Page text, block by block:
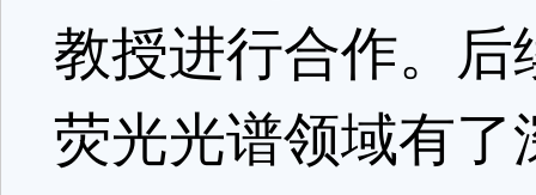
教授进行合作。
荧光光谱领域有